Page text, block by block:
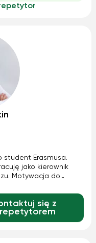
student Erasmusa.
jako kierownik
Motywacja do
bardzo dobrze,
się po angielsku.
się z